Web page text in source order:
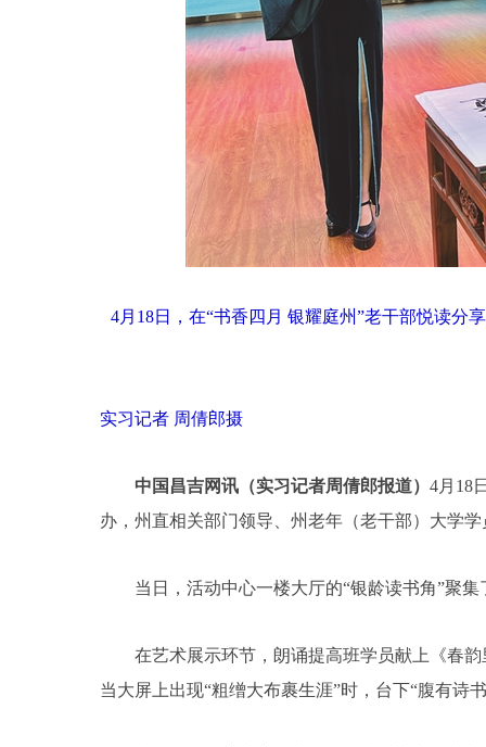
4月18日，在“书香四月 银耀庭州”老干部悦读分
实习记者 周倩郎摄
中国昌吉网讯（实习记者周倩郎报道） 4月18
办，州直相关部门领导、州老年（老干部）大学
当日，活动中心一楼大厅的“银龄读书角”聚集
在艺术展示环节，朗诵提高班学员献上《春韵
当大屏上出现“粗缯大布裹生涯”时，台下“腹有